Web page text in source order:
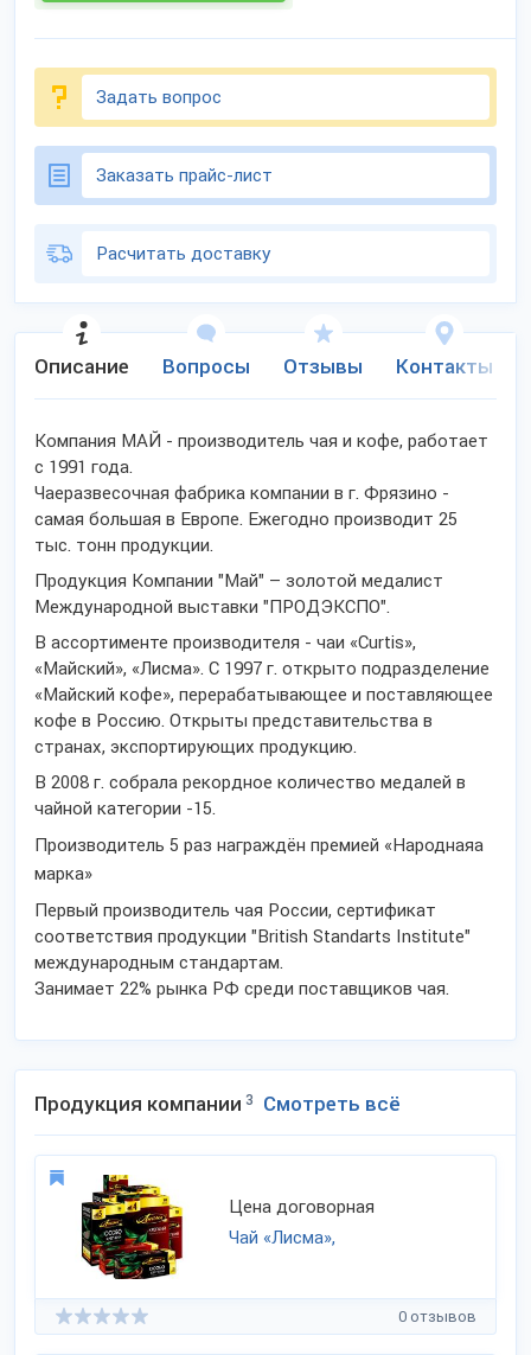
Задать вопрос
Заказать прайс-лист
Расчитать доставку
Описание Вопросы Отзывы Контакты
Компания МАЙ - производитель чая и кофе, работает
с 1991 года.
Чаеразвесочная фабрика компании в г. Фрязино -
самая большая в Европе. Ежегодно производит 25
тыс. тонн продукции.
Продукция Компании "Май" – золотой медалист
Международной выставки "ПРОДЭКСПО".
В ассортименте производителя - чаи «Curtis»,
«Майский», «Лисма». С 1997 г. открыто подразделение
«Майский кофе», перерабатывающее и поставляющее
кофе в Россию. Открыты представительства в
странах, экспортирующих продукцию.
В 2008 г. собрала рекордное количество медалей в
чайной категории -15.
Производитель 5 раз награждён премией «Народнаяа
марка»
Первый производитель чая России, сертификат
соответствия продукции "British Standarts Institute"
международным стандартам.
Занимает 22% рынка РФ среди поставщиков чая.
Продукция компании 3 Смотреть всё
Цена договорная
Чай «Лисма»,
0 отзывов